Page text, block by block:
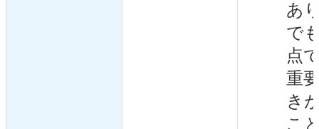
あ
で
点
重
き
こ